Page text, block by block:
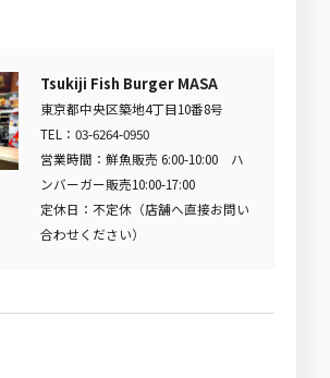
Tsukiji Fish Burger MASA
東京都中央区築地4丁目10番8号
TEL：03-6264-0950
営業時間：鮮魚販売 6:00-10:00 ハ
ンバーガー販売10:00-17:00
定休日：不定休（店舗へ直接お問い
合わせください）